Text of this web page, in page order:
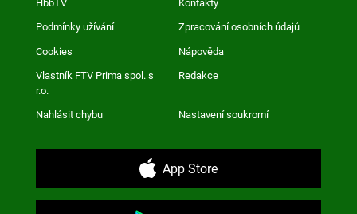
HbbTV Kontakty
Podmínky užívání Zpracování osobních údajů
Cookies Nápověda
Vlastník FTV Prima spol. s
r.o.
Redakce
Nahlásit chybu Nastavení soukromí
App Store